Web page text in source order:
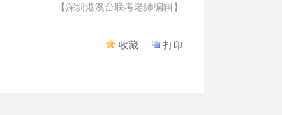
【深圳港澳台联考老师编辑】
收藏 打印